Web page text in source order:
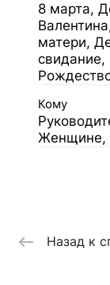
8 марта,
матери,
свидание,
Кому
Женщине,
Назад к